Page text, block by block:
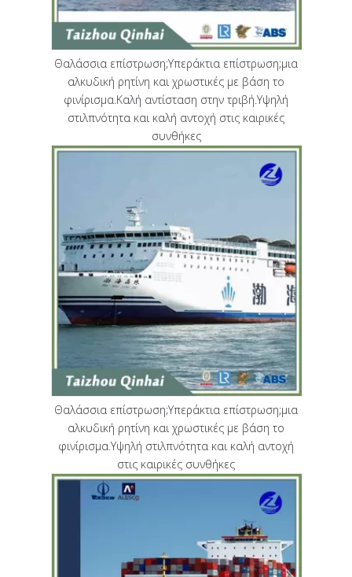
Θαλάσσια επίστρωση;Υπεράκτια επίστρωση;μια
αλκυδική ρητίνη και χρωστικές με βάση το
φινίρισμα.Καλή αντίσταση στην τριβή.Υψηλή
στιλπνότητα και καλή αντοχή στις καιρικές
συνθήκες
Θαλάσσια επίστρωση;Υπεράκτια επίστρωση;μια
αλκυδική ρητίνη και χρωστικές με βάση το
φινίρισμα.Υψηλή στιλπνότητα και καλή αντοχή
στις καιρικές συνθήκες